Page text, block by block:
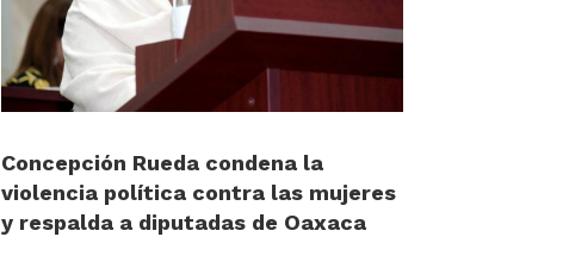
Concepción Rueda condena la
violencia política contra las mujeres
y respalda a diputadas de Oaxaca